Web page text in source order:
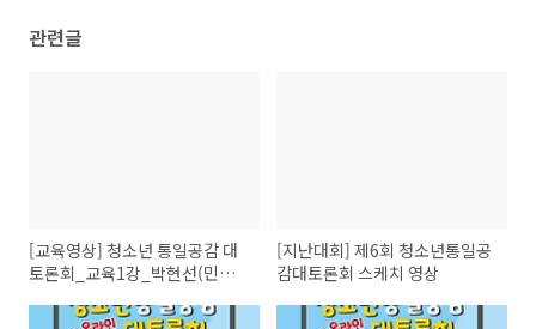
관련글
[교육영상] 청소년 통일공감 대
토론회_교육1강_박현선(민화
[지난대회] 제6회 청소년통일공
감대토론회 스케치 영상